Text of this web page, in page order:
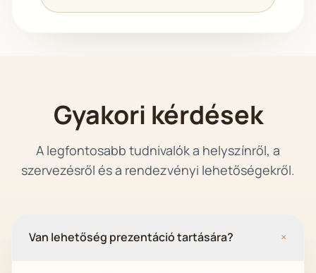
Gyakori kérdések
A legfontosabb tudnivalók a helyszínről, a
szervezésről és a rendezvényi lehetőségekről.
Van lehetőség prezentáció tartására? +